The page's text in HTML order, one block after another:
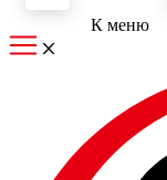
К меню